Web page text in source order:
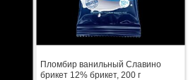
Пломбир ванильный Славино
брикет 12% брикет, 200 г